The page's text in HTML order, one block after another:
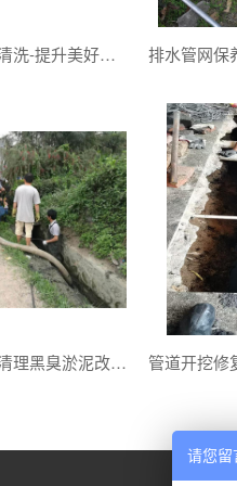
外墙清洗地面清洗-提升美好形象保持优雅环境
箱涵渠道清淤清理黑臭淤泥改善水质提升水的环境
请您留